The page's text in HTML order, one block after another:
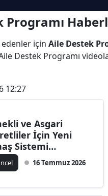
Programı
için Aile Destek
Destek Programı
12:27
ve Asgari
İçin Yeni
Sistemi
Maaşı
16 Temmuz 2026